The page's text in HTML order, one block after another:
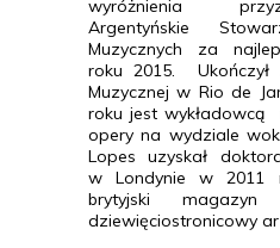
wyróżnienia
Argentyńskie
Muzycznych za
roku 2015.
Muzycznej w Rio de
roku jest wykładowcą
opery na wydziale
Lopes uzyskał
w Londynie w 2011
brytyjski magazyn
dziewięciostronicowy